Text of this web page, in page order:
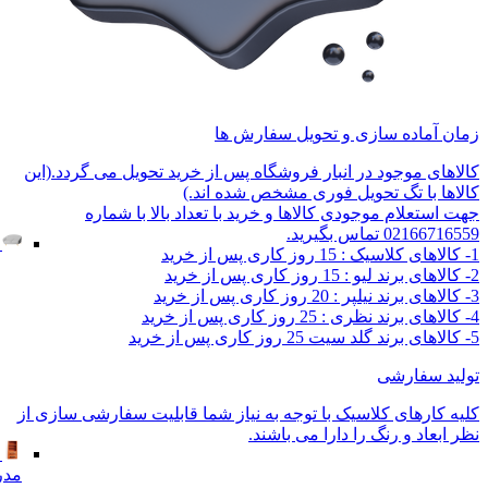
زمان آماده سازی و تحویل سفارش ها
کالاهای موجود در انبار فروشگاه پس از خرید تحویل می گردد.(این
کالاها با تگ تحویل فوری مشخص شده اند.)
جهت استعلام موجودی کالاها و خرید با تعداد بالا با شماره
02166716559 تماس بگیرید.
1- کالاهای کلاسیک : 15 روز کاری پس از خرید
2- کالاهای برند لیو : 15 روز کاری پس از خرید
3- کالاهای برند نیلپر : 20 روز کاری پس از خرید
4- کالاهای برند نظری : 25 روز کاری پس از خرید
5- کالاهای برند گلد سیت 25 روز کاری پس از خرید
تولید سفارشی
کلیه کارهای کلاسیک با توجه به نیاز شما قابلیت سفارشی سازی از
نظر ابعاد و رنگ را دارا می باشند.